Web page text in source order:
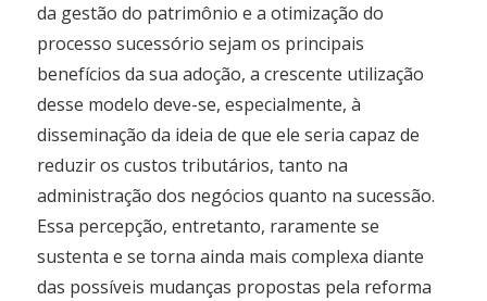
da gestão do patrimônio e a otimização do
processo sucessório sejam os principais
benefícios da sua adoção, a crescente utilização
desse modelo deve-se, especialmente, à
disseminação da ideia de que ele seria capaz de
reduzir os custos tributários, tanto na
administração dos negócios quanto na sucessão.
Essa percepção, entretanto, raramente se
sustenta e se torna ainda mais complexa diante
das possíveis mudanças propostas pela reforma